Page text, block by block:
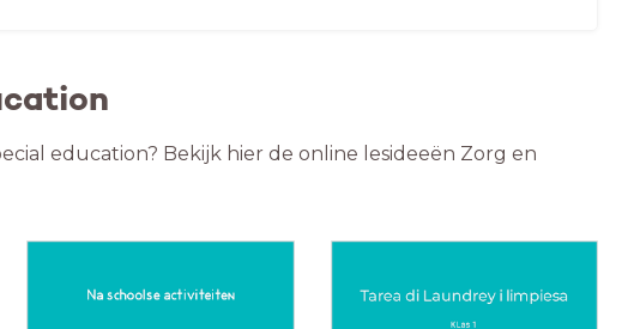
education? Bekijk hier de online lesideeën Zorg en